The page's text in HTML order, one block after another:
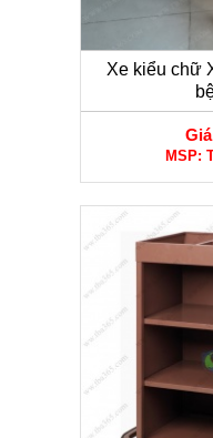
Xe kiểu chữ
MSP: